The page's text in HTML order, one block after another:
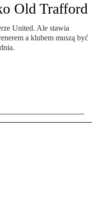
Old Trafford
United. Ale stawia
a klubem muszą być